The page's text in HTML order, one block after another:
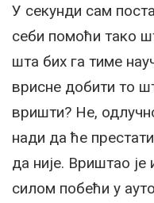
У секунди сам
себи помоћи тако
шта бих га тиме
врисне добити то
вришти? Не,
нади да ће
да није. Вриштао је
силом побећи у